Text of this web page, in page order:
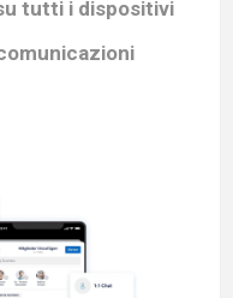
tutti i dispositivi